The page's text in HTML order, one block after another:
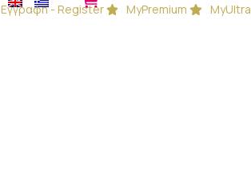
Εγγραφή - Register MyPremium MyUltra